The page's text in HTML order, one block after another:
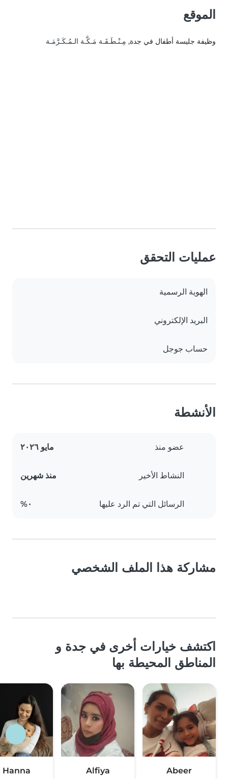
الموقع
وظيفة جليسة أطفال في جدة, مِـنْـطَـقَـة مَـكَّـة الـمُـكَـرَّمَـة
عمليات التحقق
الهوية الرسمية
البريد الإلكتروني
حساب جوجل
الأنشطة
عضو منذ مايو ٢٠٢٦
النشاط الأخير منذ شهرين
الرسائل التي تم الرد عليها ٠%
مشاركة هذا الملف الشخصي
اكتشف خيارات أخرى في جدة و
المناطق المحيطة بها
Abeer
Alfiya
Hanna